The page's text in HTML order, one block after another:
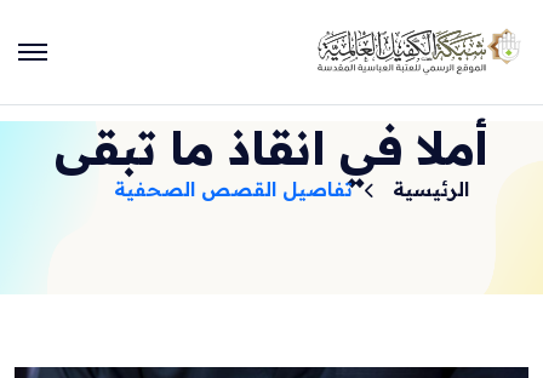
أملا في انقاذ ما تبقى
الرئيسية تفاصيل القصص الصحفية